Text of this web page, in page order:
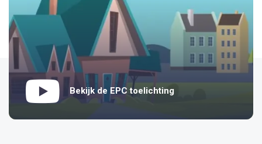
Bekijk de EPC toelichting